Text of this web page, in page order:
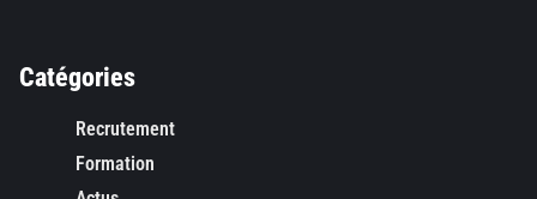
Catégories
Recrutement
Formation